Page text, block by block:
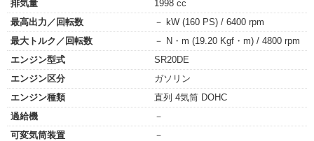
排気量
1998 cc
最高出力／回転数
－ kW (160 PS) / 6400 rpm
最大トルク／回転数
－ N・m (19.20 Kgf・m) / 4800 rpm
エンジン型式
SR20DE
エンジン区分
ガソリン
エンジン種類
直列 4気筒 DOHC
過給機
－
可変気筒装置
－